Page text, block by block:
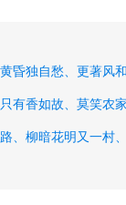
昏独自愁、 更著风
只有香如故、 莫笑农
、 柳暗花明又一村